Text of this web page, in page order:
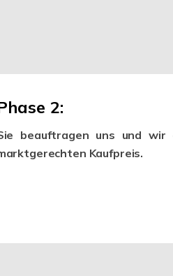
2:
beauftragen uns und
Kaufpreis.